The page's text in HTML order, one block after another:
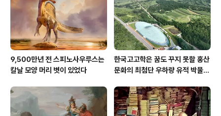
9,500만년 전 스피노사우루스는
칼날 모양 머리 볏이 있었다
한국고고학은 꿈도 꾸지 못할 홍산
문화의 최첨단 우하량 유적 박물관